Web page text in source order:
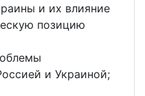
и их влияние
позицию
и Украиной;